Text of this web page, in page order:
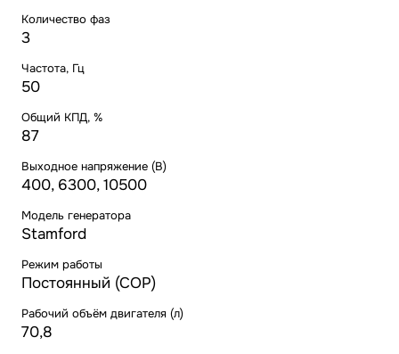
Количество фаз
3
Частота, Гц
50
Общий КПД, %
87
Выходное напряжение (В)
400, 6300, 10500
Модель генератора
Stamford
Режим работы
Постоянный (COP)
Рабочий объём двигателя (л)
70,8